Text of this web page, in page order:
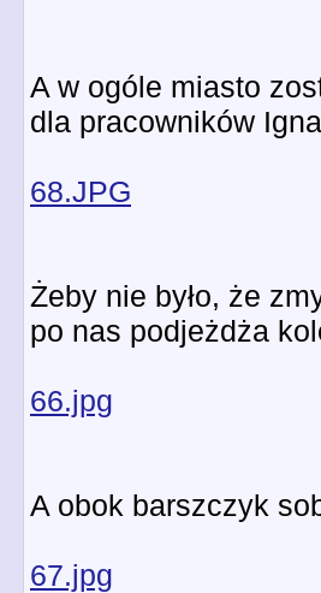
A w ogóle miasto
dla pracowników
68.JPG
Żeby nie było, że
po nas podjeżdża
66.jpg
A obok barszczyk
67.jpg